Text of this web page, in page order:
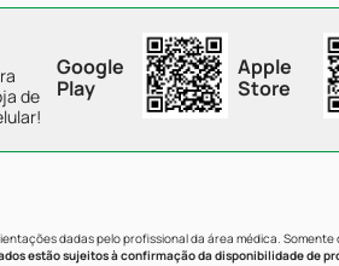
de
Google
Play
Apple
Store
dadas pelo profissional da área médica. Somente
estão sujeitos à confirmação da disponibilidade de